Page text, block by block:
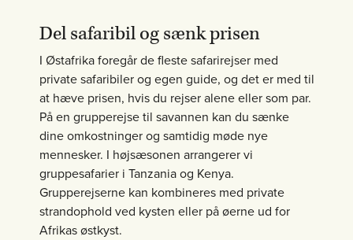
Del safaribil og sænk prisen
I Østafrika foregår de fleste safarirejser med
private safaribiler og egen guide, og det er med til
at hæve prisen, hvis du rejser alene eller som par.
På en grupperejse til savannen kan du sænke
dine omkostninger og samtidig møde nye
mennesker. I højsæsonen arrangerer vi
gruppesafarier i Tanzania og Kenya.
Grupperejserne kan kombineres med private
strandophold ved kysten eller på øerne ud for
Afrikas østkyst.